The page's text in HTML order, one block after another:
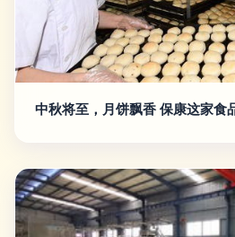
中秋将至，月饼飘香 保康这家食